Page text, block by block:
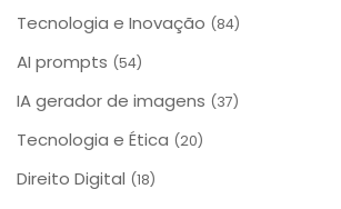
Tecnologia e Inovação (84)
AI prompts (54)
IA gerador de imagens (37)
Tecnologia e Ética (20)
Direito Digital (18)